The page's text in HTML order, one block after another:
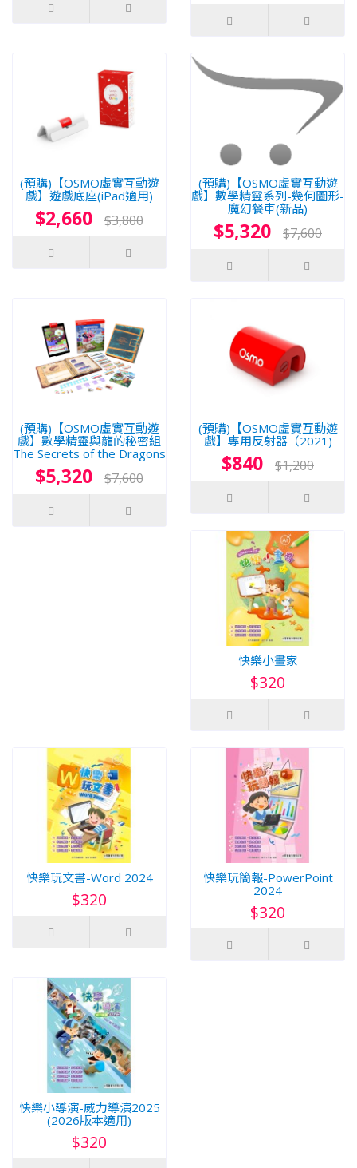
(預購)【OSMO虛實互動遊
戲】遊戲底座(iPad適用)
$2,660 $3,800
(預購)【OSMO虛實互動遊
戲】數學精靈系列-幾何圖形-
魔幻餐車(新品)
$5,320 $7,600
(預購)【OSMO虛實互動遊
戲】數學精靈與龍的秘密組
The Secrets of the Dragons
$5,320 $7,600
(預購)【OSMO虛實互動遊
戲】專用反射器（2021)
$840 $1,200
快樂小畫家
$320
快樂玩文書-Word 2024
$320
快樂玩簡報-PowerPoint
2024
$320
快樂小導演-威力導演2025
(2026版本適用)
$320